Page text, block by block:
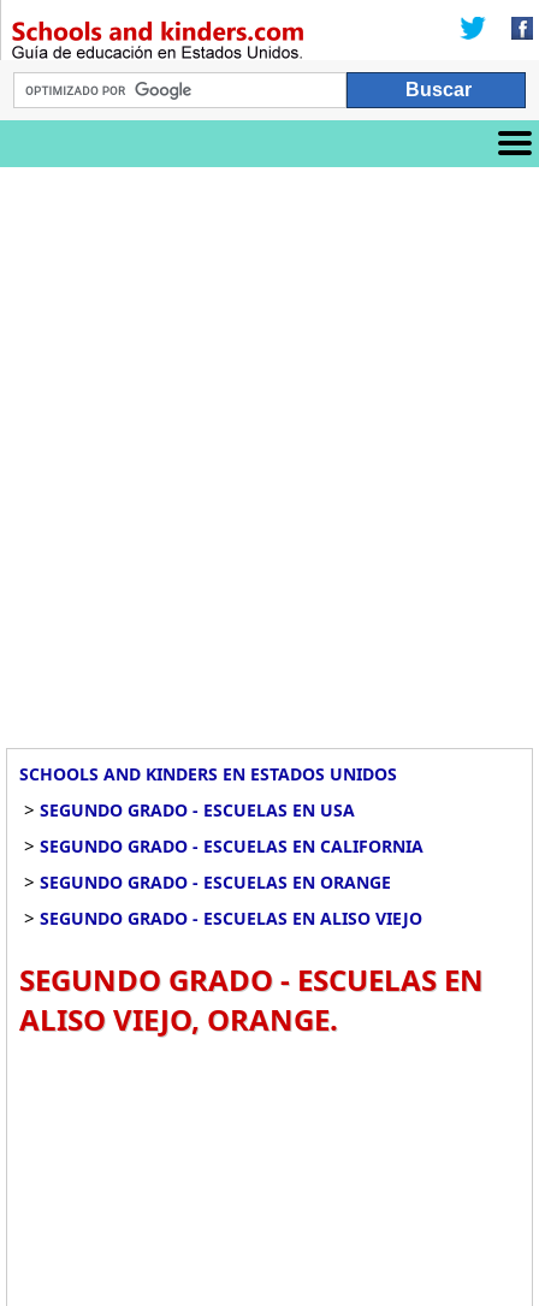
SCHOOLS AND KINDERS EN ESTADOS UNIDOS
> SEGUNDO GRADO - ESCUELAS EN USA
> SEGUNDO GRADO - ESCUELAS EN CALIFORNIA
> SEGUNDO GRADO - ESCUELAS EN ORANGE
> SEGUNDO GRADO - ESCUELAS EN ALISO VIEJO
SEGUNDO GRADO - ESCUELAS EN
ALISO VIEJO, ORANGE.